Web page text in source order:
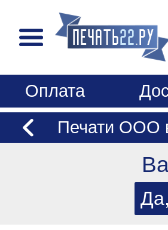
Оплата
Печати ООО